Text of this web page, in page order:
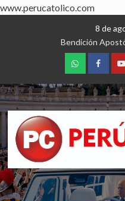
www.perucatolico.com
8 de
Bendición
WhatsApp